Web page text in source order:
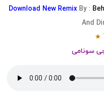
Download New RemixBy :
And
سونامی